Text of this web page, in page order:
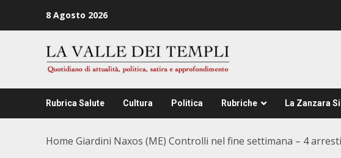
8 Agosto 2026
Rubrica Salute Cultura Politica Rubriche La Zanzara
Home Giardini Naxos (ME) Controlli nel fine settimana – 4